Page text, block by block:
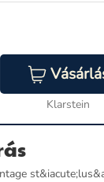
Klarstein